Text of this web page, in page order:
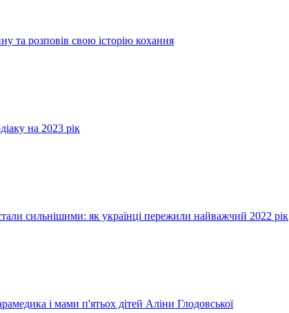
та розповів свою історію кохання
на 2023 рік
сильнішими: як українці пережили найважчий 2022 рік
і мами п'ятьох дітей Аліни Глодовської